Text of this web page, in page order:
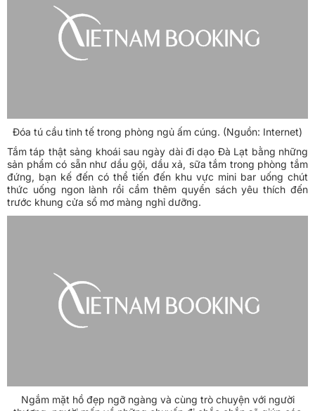
Đóa tú cầu tinh tế trong phòng ngủ ấm cúng. (Nguồn: Internet)
Tắm táp thật sảng khoái sau ngày dài đi dạo Đà Lạt bằng những
sản phẩm có sẵn như dầu gội, dầu xả, sữa tắm trong phòng tắm
đứng, bạn kế đến có thể tiến đến khu vực mini bar uống chút
thức uống ngon lành rồi cầm thêm quyển sách yêu thích đến